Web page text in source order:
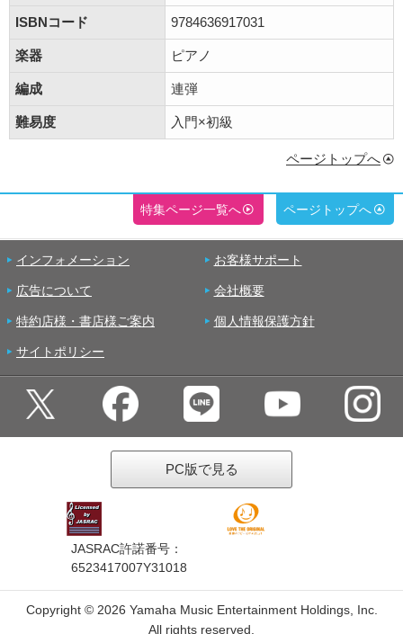
ISBNコード 9784636917031
楽器 ピアノ
編成 連弾
難易度 入門×初級
ページトップへ
特集ページ一覧へ ページトップへ
インフォメーション お客様サポート
広告について 会社概要
特約店様・書店様ご案内 個人情報保護方針
サイトポリシー
PC版で見る
JASRAC許諾番号：
6523417007Y31018
Copyright © 2026 Yamaha Music Entertainment Holdings, Inc.
All rights reserved.